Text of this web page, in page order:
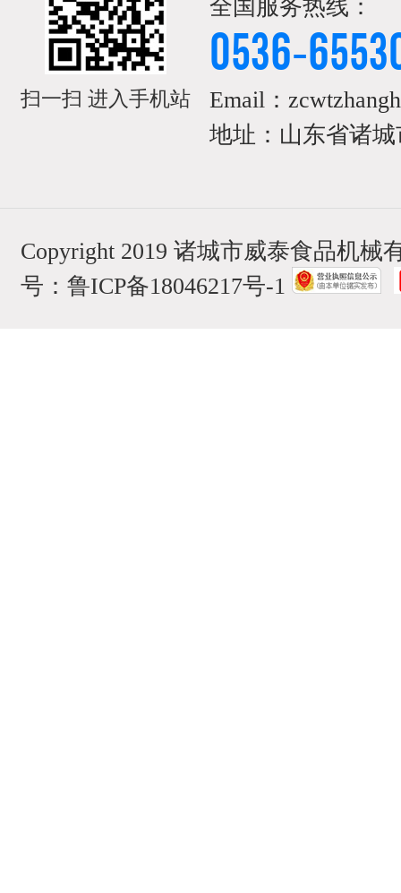
扫一扫 进入手机站
全国服务热线：
0536-
Email：
地址：山东省诸
Copyright 2019 诸城市威泰食品机
号： 鲁ICP备18046217号-1